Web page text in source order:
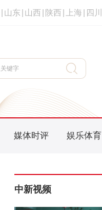
山东 山西 陕西 上海 四川
媒体时评 娱乐体育
中新视频